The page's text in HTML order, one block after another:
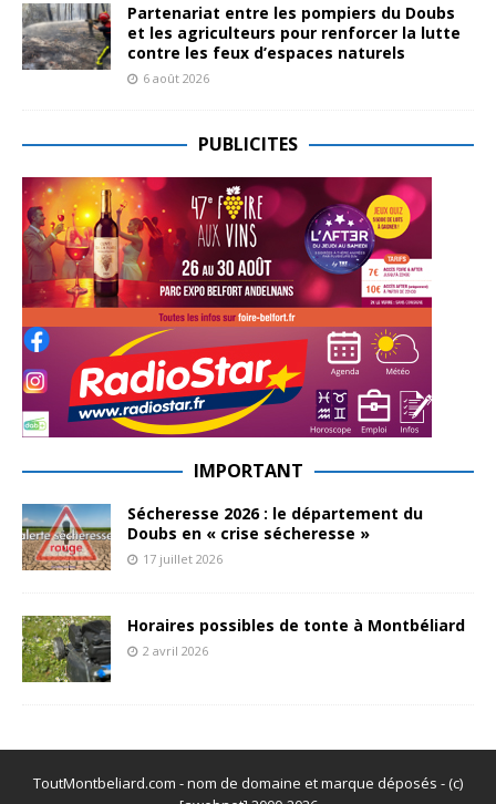
Partenariat entre les pompiers du Doubs
et les agriculteurs pour renforcer la lutte
contre les feux d’espaces naturels
6 août 2026
PUBLICITES
IMPORTANT
Sécheresse 2026 : le département du
Doubs en « crise sécheresse »
17 juillet 2026
Horaires possibles de tonte à Montbéliard
2 avril 2026
ToutMontbeliard.com - nom de domaine et marque déposés - (c)